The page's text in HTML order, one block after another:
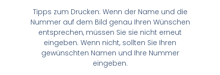
Tipps zum Drucken: Wenn der Name und die
Nummer auf dem Bild genau Ihren Wünschen
entsprechen, müssen Sie sie nicht erneut
eingeben. Wenn nicht, sollten Sie Ihren
gewünschten Namen und Ihre Nummer
eingeben.